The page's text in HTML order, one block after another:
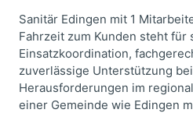
Sanitär Edingen mit 1
Fahrzeit zum Kunden steht
Einsatzkoordination,
zuverlässige Unterstützung
Herausforderungen im
einer Gemeinde wie Edingen